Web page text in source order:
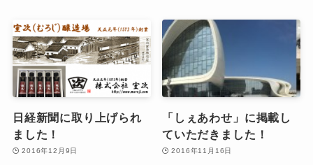
日経新聞に取り上げられ
ました！
2016年12月9日
「しぇあわせ」に掲載し
ていただきました！
2016年11月16日